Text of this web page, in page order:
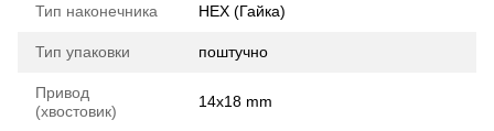
Тип наконечника HEX (Гайка)
Тип упаковки поштучно
Привод
(хвостовик)
14x18 mm